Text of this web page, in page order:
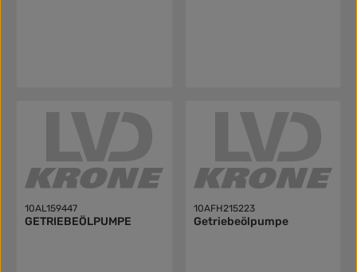
10AL159447
GETRIEBEÖLPUMPE
10AFH215223
Getriebeölpumpe